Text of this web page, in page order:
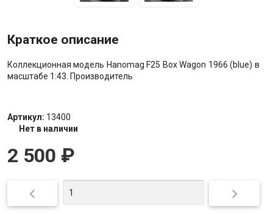
Краткое описание
Коллекционная модель Hanomag F25 Box Wagon 1966 (blue) в
масштабе 1:43. Производитель
Артикул: 13400
Нет в наличии
2 500 ₽
 